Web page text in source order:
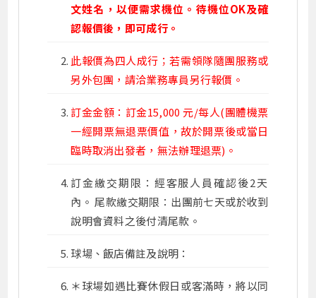
文姓名，以便需求機位。待機位OK及確
認報價後，即可成行。
此報價為四人成行；若需領隊隨團服務或
另外包團，請洽業務專員另行報價。
訂金金額：訂金15,000 元/每人(團體機票
一經開票無退票價值，故於開票後或當日
臨時取消出發者，無法辦理退票)。
訂金繳交期限：經客服人員確認後2天
內。 尾款繳交期限：出團前七天或於收到
說明會資料之後付清尾款。
球場、飯店備註及說明：
＊球場如遇比賽休假日或客滿時，將以同